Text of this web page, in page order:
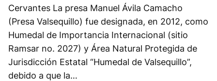
Cervantes La presa Manuel Ávila Camacho
(Presa Valsequillo) fue designada, en 2012, como
Humedal de Importancia Internacional (sitio
Ramsar no. 2027) y Área Natural Protegida de
Jurisdicción Estatal “Humedal de Valsequillo”,
debido a que la…